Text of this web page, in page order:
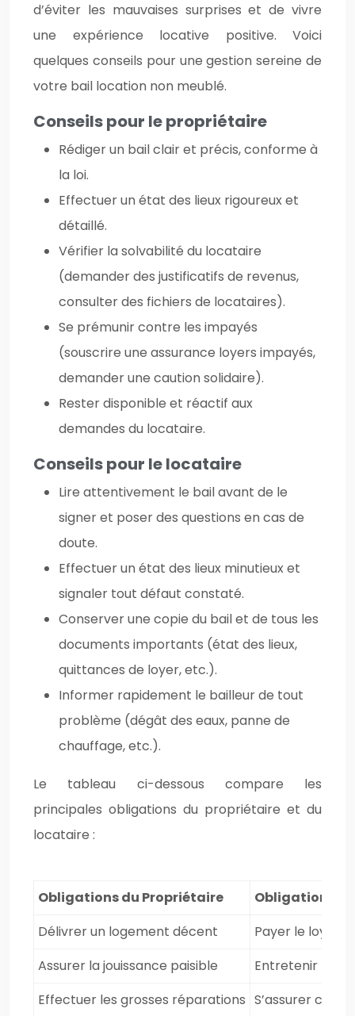
d’éviter les mauvaises surprises et de vivre
une expérience locative positive. Voici
quelques conseils pour une gestion sereine de
votre bail location non meublé.
Conseils pour le propriétaire
Rédiger un bail clair et précis, conforme à
la loi.
Effectuer un état des lieux rigoureux et
détaillé.
Vérifier la solvabilité du locataire
(demander des justificatifs de revenus,
consulter des fichiers de locataires).
Se prémunir contre les impayés
(souscrire une assurance loyers impayés,
demander une caution solidaire).
Rester disponible et réactif aux
demandes du locataire.
Conseils pour le locataire
Lire attentivement le bail avant de le
signer et poser des questions en cas de
doute.
Effectuer un état des lieux minutieux et
signaler tout défaut constaté.
Conserver une copie du bail et de tous les
documents importants (état des lieux,
quittances de loyer, etc.).
Informer rapidement le bailleur de tout
problème (dégât des eaux, panne de
chauffage, etc.).
Le tableau ci-dessous compare les
principales obligations du propriétaire et du
locataire :
Obligations du Propriétaire
Obligations
Délivrer un logement décent
Payer le loyer
Assurer la jouissance paisible
Entretenir le
Effectuer les grosses réparations S’assurer